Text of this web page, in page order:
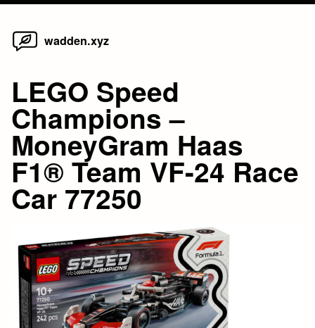
Skip
wadden.xyz
LEGO Speed
Champions –
MoneyGram Haas
F1® Team VF-24 Race
Car 77250